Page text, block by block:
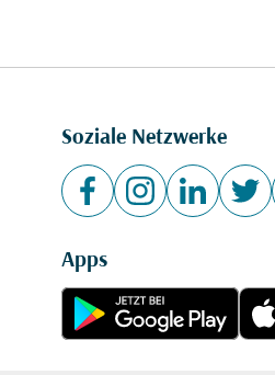
Soziale Netzwerke
Apps